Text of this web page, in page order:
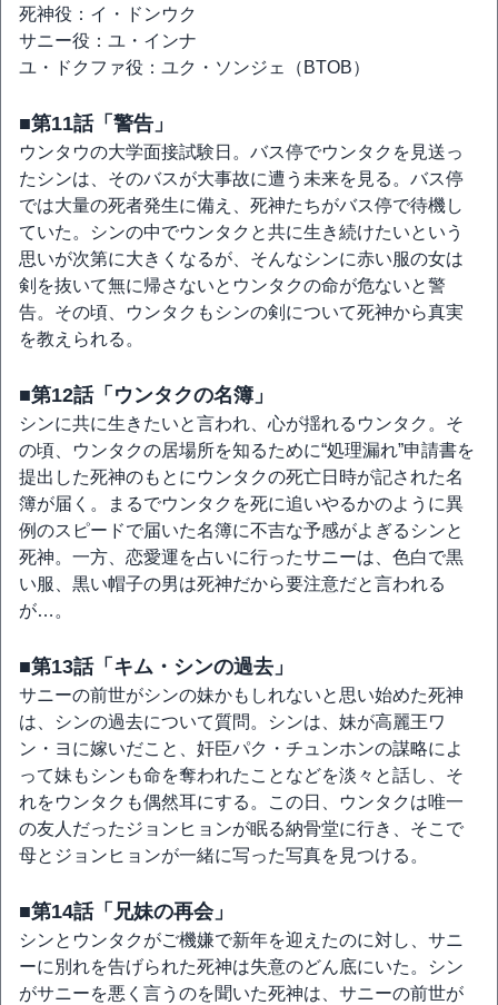
死神役：イ・ドンウク
サニー役：ユ・インナ
ユ・ドクファ役：ユク・ソンジェ（BTOB）
■第11話「警告」
ウンタウの大学面接試験日。バス停でウンタクを見送っ
たシンは、そのバスが大事故に遭う未来を見る。バス停
では大量の死者発生に備え、死神たちがバス停で待機し
ていた。シンの中でウンタクと共に生き続けたいという
思いが次第に大きくなるが、そんなシンに赤い服の女は
剣を抜いて無に帰さないとウンタクの命が危ないと警
告。その頃、ウンタクもシンの剣について死神から真実
を教えられる。
■第12話「ウンタクの名簿」
シンに共に生きたいと言われ、心が揺れるウンタク。そ
の頃、ウンタクの居場所を知るために“処理漏れ”申請書を
提出した死神のもとにウンタクの死亡日時が記された名
簿が届く。まるでウンタクを死に追いやるかのように異
例のスピードで届いた名簿に不吉な予感がよぎるシンと
死神。一方、恋愛運を占いに行ったサニーは、色白で黒
い服、黒い帽子の男は死神だから要注意だと言われる
が…。
■第13話「キム・シンの過去」
サニーの前世がシンの妹かもしれないと思い始めた死神
は、シンの過去について質問。シンは、妹が高麗王ワ
ン・ヨに嫁いだこと、奸臣パク・チュンホンの謀略によ
って妹もシンも命を奪われたことなどを淡々と話し、そ
れをウンタクも偶然耳にする。この日、ウンタクは唯一
の友人だったジョンヒョンが眠る納骨堂に行き、そこで
母とジョンヒョンが一緒に写った写真を見つける。
■第14話「兄妹の再会」
シンとウンタクがご機嫌で新年を迎えたのに対し、サニ
ーに別れを告げられた死神は失意のどん底にいた。シン
がサニーを悪く言うのを聞いた死神は、サニーの前世が